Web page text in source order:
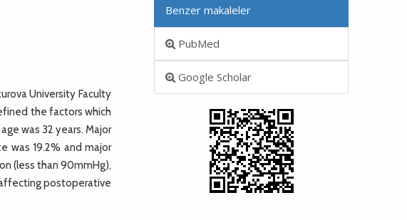
University Faculty
the factors which
was 32 years. Major
was 19.2% and major
(less than 90mmHg),
postoperative
Benzer makaleler
PubMed
Google Scholar